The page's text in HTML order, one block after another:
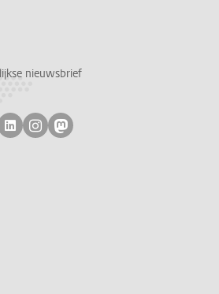
nieuwsbrief
bluesky
op facebook
ons op youtube
Volg ons op linkedin
Volg ons op instagram
Volg ons op mastodon